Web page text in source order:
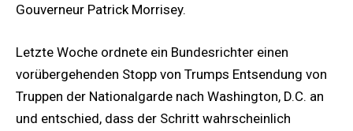
Gouverneur Patrick Morrisey.
Letzte Woche ordnete ein Bundesrichter einen
vorübergehenden Stopp von Trumps Entsendung von
Truppen der Nationalgarde nach Washington, D.C. an
und entschied, dass der Schritt wahrscheinlich